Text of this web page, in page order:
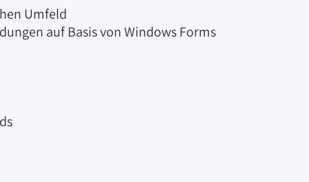
Umfeld
auf Basis von Windows Forms